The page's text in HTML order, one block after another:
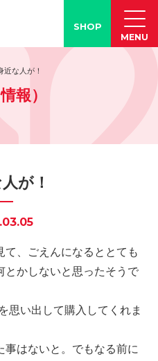
グ
発表情報
様の声
・誤嚥性肺炎の知識
のQ&A(コラム)
情報
SHOP
MENU
近な人が！
報）
が！
、ごえんになるととても
とかしないと思ったそうで
思い出して購入してくれま
事はないと。でもなる前に